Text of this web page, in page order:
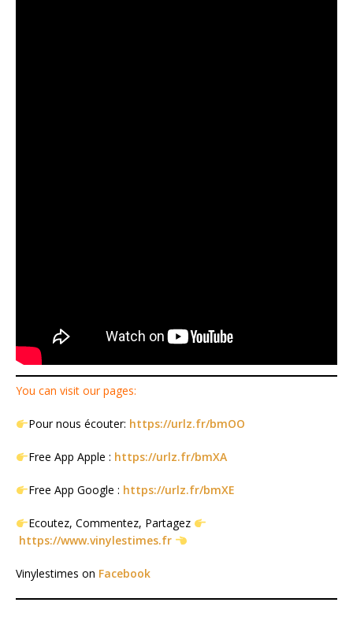
You can visit our pages:
Pour nous écouter: https://urlz.fr/bmOO
Free App Apple : https://urlz.fr/bmXA
Free App Google : https://urlz.fr/bmXE
Ecoutez, Commentez, Partagez
https://www.vinylestimes.fr
Vinylestimes on Facebook